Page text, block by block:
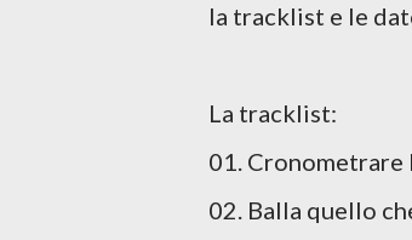
la tracklist e le
La tracklist:
01. Cronometrare
02. Balla quello